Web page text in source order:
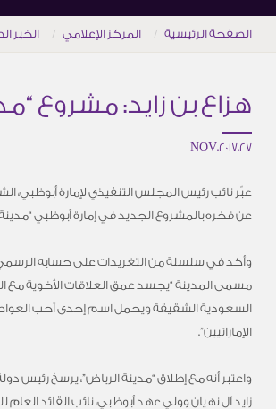
الصفحة الرئيسية المركز الإعلامي الخبر
هزاع بن زايد: مشروع
27.NOV.2017
عبّر نائب رئيس المجلس التنفيذي لإمارة أبوظبي،
عن فخره بالمشروع الجديد في إمارة أبوظبي “مدينة
وأكد في سلسلة من التغريدات على حسابه الرسمي
مسمى المدينة “يجسد عمق العلاقات الأخوية مع
السعودية الشقيقة ويحمل اسم إحدى أحب
الإماراتيين”.
واعتبر أنه مع إطلاق “مدينة الرياض”، يرسخ رئيس
زايد آل نهيان وولي عهد أبوظبي، نائب القائد